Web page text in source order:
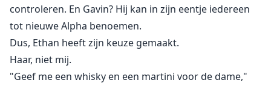
controleren. En Gavin? Hij kan in zijn eentje iedereen
tot nieuwe Alpha benoemen.
Dus, Ethan heeft zijn keuze gemaakt.
Haar, niet mij.
"Geef me een whisky en een martini voor de dame,"